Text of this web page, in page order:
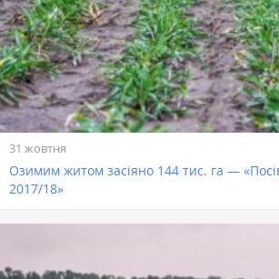
31 жовтня
Озимим житом засіяно 144 тис. га —
2017/18»